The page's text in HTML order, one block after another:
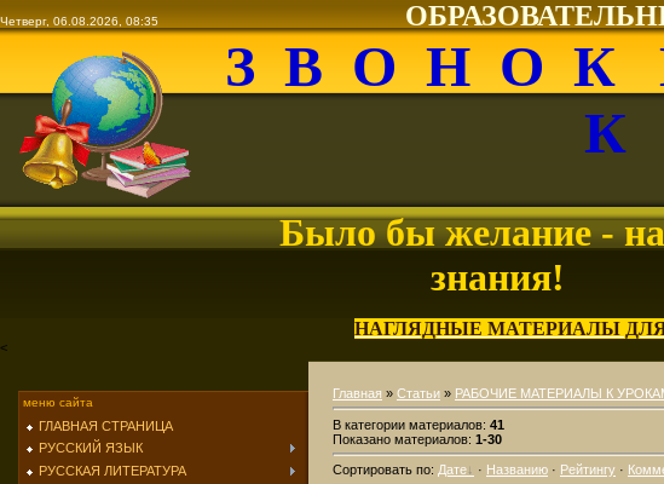
Четверг, 06.08.2026, 08:35
З В О Н О К
К
Было бы желание -
знания!
НАГЛЯДНЫЕ МАТЕРИАЛЫ
<
меню сайта
ГЛАВНАЯ СТРАНИЦА
РУССКИЙ ЯЗЫК
РУССКАЯ ЛИТЕРАТУРА
Главная » Статьи » РАБОЧИЕ МАТЕРИАЛЫ К
В категории материалов: 41
Показано материалов: 1-30
Сортировать по: Дате · Названию · Рейтингу ·